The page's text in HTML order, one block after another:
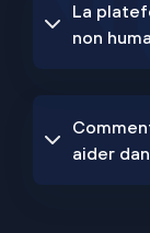
La
non
aider